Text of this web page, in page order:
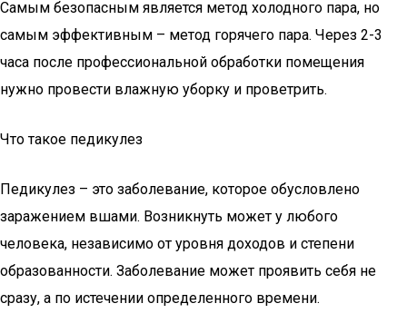
Самым безопасным является метод холодного пара, но
самым эффективным – метод горячего пара. Через 2-3
часа после профессиональной обработки помещения
нужно провести влажную уборку и проветрить.
Что такое педикулез
Педикулез – это заболевание, которое обусловлено
заражением вшами. Возникнуть может у любого
человека, независимо от уровня доходов и степени
образованности. Заболевание может проявить себя не
сразу, а по истечении определенного времени.